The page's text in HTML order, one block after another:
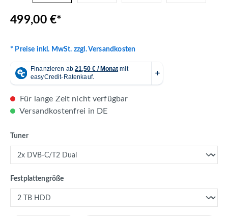
499,00 €*
* Preise inkl. MwSt. zzgl. Versandkosten
Für lange Zeit nicht verfügbar
Versandkostenfrei in DE
Tunerauswählen
Festplattengrößeauswählen